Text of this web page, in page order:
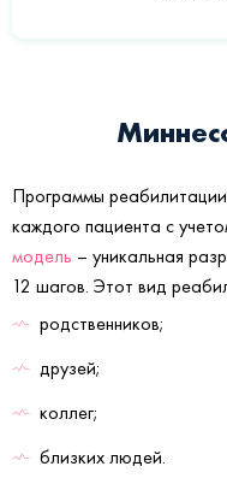
Программы
каждого пациента с
модель – уникальная
12 шагов. Этот вид
родственников;
друзей;
коллег;
близких людей.